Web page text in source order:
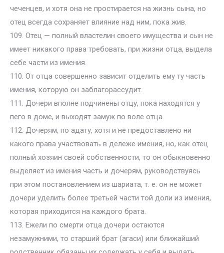
чеченцев, и хотя она не простирается на жизнь сына, но
отец всегда сохраняет влияние над ним, пока жив.
109. Отец — полный властелин своего имущества и сын не
имеет никакого права требовать, при жизни отца, выдела
себе части из имения.
110. От отца совершенно зависит отделить ему ту часть
имения, которую он заблагорассудит.
111. Дочери вполне подчинены отцу, пока находятся у
пего в доме, и выходят замуж по воле отца.
112. Дочерям, по адату, хотя и не предоставлено ни
какого права участвовать в дележе имения, но, как отец
полный хозяин своей собственности, то он обыкновенно
выделяет из имения часть и дочерям, руководствуясь
при этом постановлением из шариата, т. е. он не может
дочери уделить более третьей части той доли из имения,
которая приходится на каждого брата.
113. Ежели по смерти отца дочери остаются
незамужними, то старший брат (агаси) или ближайший